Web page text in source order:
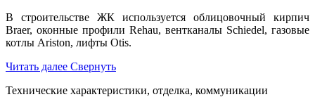
В строительстве ЖК используется облицовочный кирпич
Braer, оконные профили Rehau, вентканалы Schiedel, газовые
котлы Ariston, лифты Otis.
Читать далее Свернуть
Технические характеристики, отделка, коммуникации